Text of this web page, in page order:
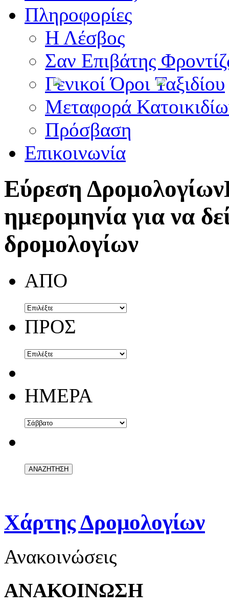
Πληροφορίες
Η Λέσβος
Σαν Επιβάτης
Γενικοί Όροι Ταξιδίου
Μεταφορά
Πρόσβαση
Επικοινωνία
Εύρεση Δρομολογίων
ημερομηνία για να
δρομολογίων
ΑΠΟ
ΠΡΟΣ
ΗΜΕΡΑ
Χάρτης Δρομολογίων
Ανακοινώσεις
ΑΝΑΚΟΙΝΩΣΗ